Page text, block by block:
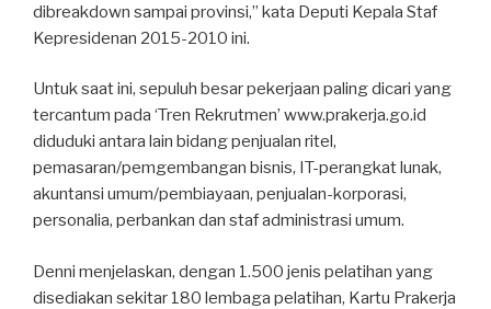
dibreakdown sampai provinsi,” kata Deputi Kepala Staf
Kepresidenan 2015-2010 ini.
Untuk saat ini, sepuluh besar pekerjaan paling dicari yang
tercantum pada ‘Tren Rekrutmen’ www.prakerja.go.id
diduduki antara lain bidang penjualan ritel,
pemasaran/pemgembangan bisnis, IT-perangkat lunak,
akuntansi umum/pembiayaan, penjualan-korporasi,
personalia, perbankan dan staf administrasi umum.
Denni menjelaskan, dengan 1.500 jenis pelatihan yang
disediakan sekitar 180 lembaga pelatihan, Kartu Prakerja